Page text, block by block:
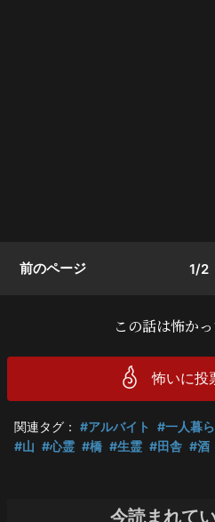
前のページ 1/2
この話は怖か
怖いに投
関連タグ： #アルバイト #一人暮
#山 #心霊 #橋 #生霊 #田舎 #酒
今読まれて